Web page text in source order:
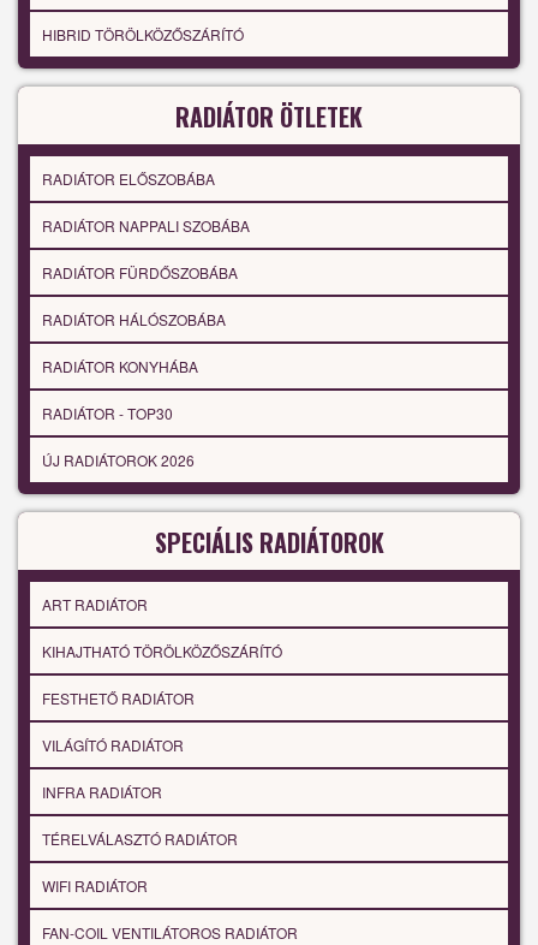
HIBRID TÖRÖLKÖZŐSZÁRÍTÓ
RADIÁTOR ÖTLETEK
RADIÁTOR ELŐSZOBÁBA
RADIÁTOR NAPPALI SZOBÁBA
RADIÁTOR FÜRDŐSZOBÁBA
RADIÁTOR HÁLÓSZOBÁBA
RADIÁTOR KONYHÁBA
RADIÁTOR - TOP30
ÚJ RADIÁTOROK 2026
SPECIÁLIS RADIÁTOROK
ART RADIÁTOR
KIHAJTHATÓ TÖRÖLKÖZŐSZÁRÍTÓ
FESTHETŐ RADIÁTOR
VILÁGÍTÓ RADIÁTOR
INFRA RADIÁTOR
TÉRELVÁLASZTÓ RADIÁTOR
WIFI RADIÁTOR
FAN-COIL VENTILÁTOROS RADIÁTOR